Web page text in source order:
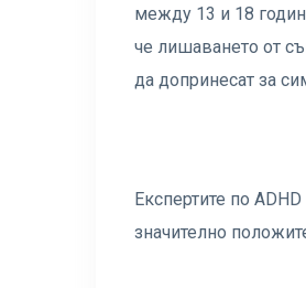
между 13 и 18
че лишаването от
да допринесат за
Експертите по
значително